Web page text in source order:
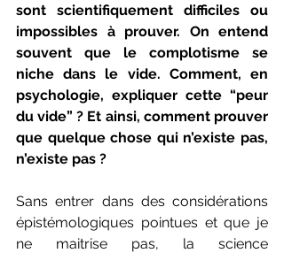
sont scientifiquement difficiles ou
impossibles à prouver. On entend
souvent que le complotisme se
niche dans le vide. Comment, en
psychologie, expliquer cette “peur
du vide” ? Et ainsi, comment prouver
que quelque chose qui n’existe pas,
n’existe pas ?
Sans entrer dans des considérations
épistémologiques pointues et que je
ne maitrise pas, la science